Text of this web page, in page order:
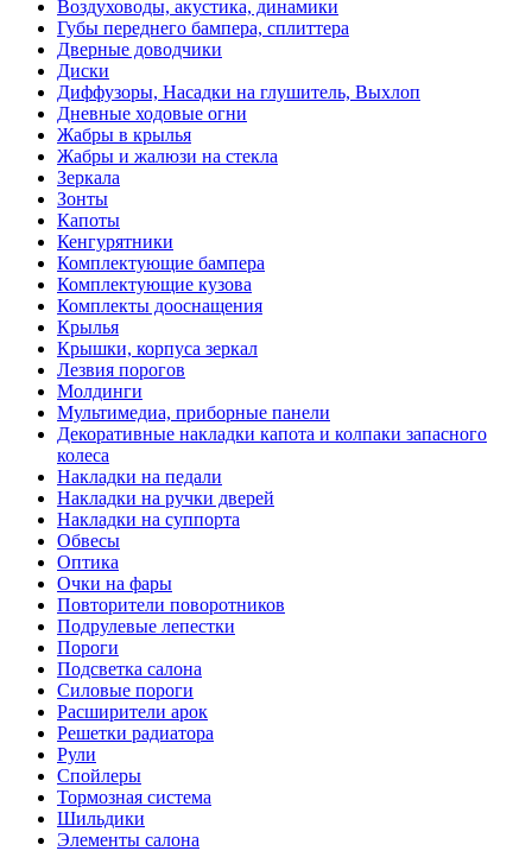
Воздуховоды, акустика, динамики
Губы переднего бампера, сплиттера
Дверные доводчики
Диски
Диффузоры, Насадки на глушитель, Выхлоп
Дневные ходовые огни
Жабры в крылья
Жабры и жалюзи на стекла
Зеркала
Зонты
Капоты
Кенгурятники
Комплектующие бампера
Комплектующие кузова
Комплекты дооснащения
Крылья
Крышки, корпуса зеркал
Лезвия порогов
Молдинги
Мультимедиа, приборные панели
Декоративные накладки капота и колпаки запасного
колеса
Накладки на педали
Накладки на ручки дверей
Накладки на суппорта
Обвесы
Оптика
Очки на фары
Повторители поворотников
Подрулевые лепестки
Пороги
Подсветка салона
Силовые пороги
Расширители арок
Решетки радиатора
Рули
Спойлеры
Тормозная система
Шильдики
Элементы салона